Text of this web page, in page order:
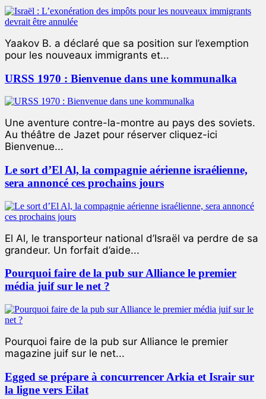
Yaakov B. a déclaré que sa position sur l’exemption
pour les nouveaux immigrants et...
URSS 1970 : Bienvenue dans une kommunalka
Une aventure contre-la-montre au pays des soviets.
Au théâtre de Jazet pour réserver cliquez-ici
Bienvenue...
Le sort d’El Al, la compagnie aérienne israélienne,
sera annoncé ces prochains jours
El Al, le transporteur national d’Israël va perdre de sa
grandeur. Un forfait d’aide...
Pourquoi faire de la pub sur Alliance le premier
média juif sur le net ?
Pourquoi faire de la pub sur Alliance le premier
magazine juif sur le net...
Egged se prépare à concurrencer Arkia et Israir sur
la ligne vers Eilat